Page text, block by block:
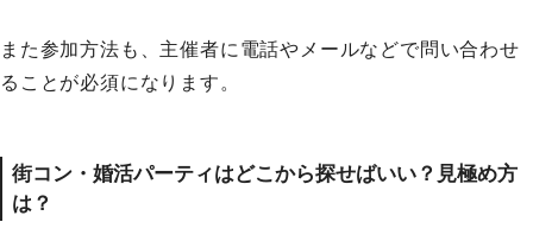
また参加方法も、主催者に電話やメールなどで問い合わせ
ることが必須になります。
街コン・婚活パーティはどこから探せばいい？見極め方
は？